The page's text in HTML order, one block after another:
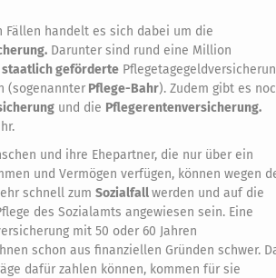
Fällen handelt es sich dabei um die
Darunter sind rund eine Million
staatlich geförderte
(sogenannter Pflege-Bahr). Zudem gibt es
und die Pflegerentenversicherung.
und ihre Ehepartner, die nur über ein
und Vermögen verfügen, können wegen
schnell zum Sozialfallwerden und auf die
des Sozialamts angewiesen sein. Eine
mit 50 oder 60 Jahren
schon aus finanziellen Gründen schwer.
dafür zahlen können, kommen für sie